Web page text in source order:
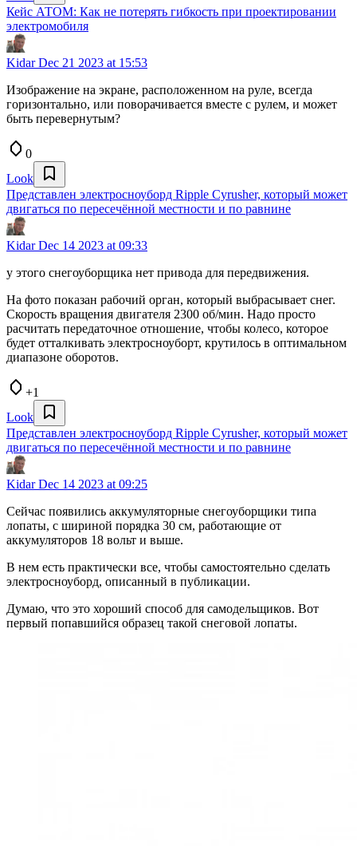
Кейс АТОМ: Как не потерять гибкость при проектировании
электромобиля
KidarDec 21 2023 at 15:53
Изображение на экране, расположенном на руле, всегда
горизонтально, или поворачивается вместе с рулем, и может
быть перевернутым?
0
Look
Представлен электросноуборд Ripple Cyrusher, который может
двигаться по пересечённой местности и по равнине
KidarDec 14 2023 at 09:33
у этого снегоуборщика нет привода для передвижения.
На фото показан рабочий орган, который выбрасывает снег.
Скорость вращения двигателя 2300 об/мин. Надо просто
расчитать передаточное отношение, чтобы колесо, которое
будет отталкивать электросноуборт, крутилось в оптимальном
диапазоне оборотов.
+1
Look
Представлен электросноуборд Ripple Cyrusher, который может
двигаться по пересечённой местности и по равнине
KidarDec 14 2023 at 09:25
Сейчас появились аккумуляторные снегоуборщики типа
лопаты, с шириной порядка 30 см, работающие от
аккумуляторов 18 вольт и выше.
В нем есть практически все, чтобы самостоятельно сделать
электросноуборд, описанный в публикации.
Думаю, что это хороший способ для самодельщиков. Вот
первый попавшийся образец такой снеговой лопаты.